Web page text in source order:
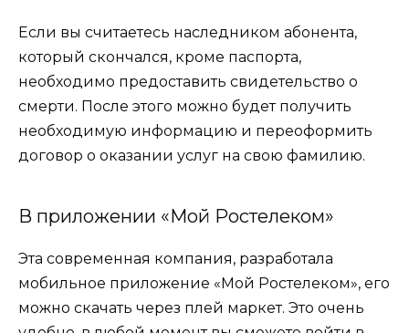
Если вы считаетесь наследником абонента,
который скончался, кроме паспорта,
необходимо предоставить свидетельство о
смерти. После этого можно будет получить
необходимую информацию и переоформить
договор о оказании услуг на свою фамилию.
В приложении «Мой Ростелеком»
Эта современная компания, разработала
мобильное приложение «Мой Ростелеком», его
можно скачать через плей маркет. Это очень